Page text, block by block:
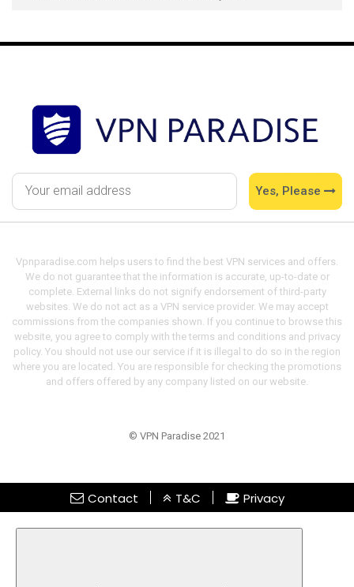
Yes, Please
Vpnparadise.com helps users to find the best VPN services and offers.
We do not guarantee that the information is accurate, up-to-date or
complete. External links do not signify endorsement of third-party
websites. We do not act as a VPN service provider. We may accept
commissions from the companies shown. If you continue to browse this
website, you agree to comply with the terms and conditions and privacy
policy. You should not use our service if it is illegal to do so in the region
where you are located. You are responsible for checking the promotions
and offers offered by any company listed on our website.
© VPN Paradise 2021
Contact T&C Privacy